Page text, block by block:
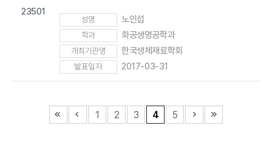
23501
성명 노인섭
학과 화공생명공학과
개최기관명 한국생체재료학회
발표일자 2017-03-31
1 2 3 4 5